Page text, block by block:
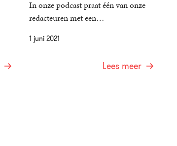
1 juni 2021
In onze podcast praat één van onze
redacteuren met een…
Lees meer